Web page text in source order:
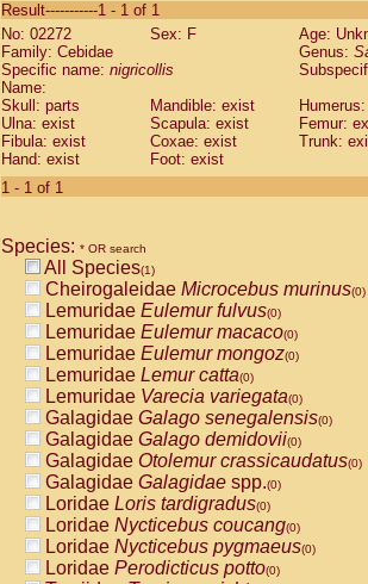
CebidaeSaguinus labiatus(0)
Cebidae Saguinus leucopus (0)
Cebidae
CebidaeSaguinus mystax
Cebidae Saguinus nigricollis (1)
Cebidae Saguinus oedipus
Cebidae Saguinus weddelli
Cebidae Saguinusspp.
Cebidae
CebidaeCebus capucinus
CebidaeCebus nigrivittatus
CebidaeCebus spp.(0)
CebidaeSaimiri boliviensis(0)
CebidaeSaimiri sciureus(0)
AtelidaeAlouatta caraya(0)
AtelidaeAlouatta fusca(0)
AtelidaeAlouatta seniculus(0)
AtelidaeAlouattaspp.(0)
AtelidaeAteles belzebuth(0)
AtelidaeAteles geoffroyi(0)
AtelidaeAteles paniscus(0)
AtelidaeAtelesspp.(0)
AtelidaeLagothrix lagothricha(0)
AtelidaeLagothrix lagothricha cana
PitheciidaeCacajao calvus
Result-----------1 - 1 of 1
No: 02272
Sex: F
Age:
Family: Cebidae
Genus:
Specific name: nigricollis
Name:
Skull: parts
Mandible: exist
Ulna: exist
Scapula: exist
Femur:
Fibula: exist
Coxae: exist
Trunk:
Hand: exist
Foot: exist
1 - 1 of 1
Species: * OR search
All Species(1)
Cheirogaleidae Microcebus murinus(0)
Lemuridae Eulemur fulvus(0)
Lemuridae Eulemur macaco(0)
Lemuridae Eulemur mongoz(0)
Lemuridae Lemur catta(0)
Lemuridae Varecia variegata(0)
Galagidae Galago senegalensis(0)
Galagidae Galago demidovii(0)
Galagidae Otolemur crassicaudatus(0)
Galagidae Galagidae spp.(0)
Loridae Loris tardigradus(0)
Loridae Nycticebus coucang(0)
Loridae Nycticebus pygmaeus(0)
Loridae Perodicticus potto(0)